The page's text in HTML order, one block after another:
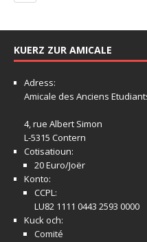
KUERZ ZUR AMICALE
Adress:
Amicale des Anciens
4, rue Albert Simon
L-5315 Contern
Cotisatioun:
20 Euro/Joër
Konto:
CCPL:
LU82 1111 0443 2593 0000
Kuck och:
Comité